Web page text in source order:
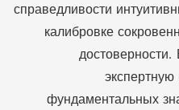
справедливости
калибровке
фундаментальных